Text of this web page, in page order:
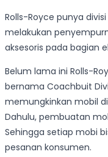
Rolls-Royce punya
melakukan
aksesoris pada bagian
Belum lama ini Rolls-
bernama Coachbuit
memungkinkan mobil
Dahulu, pembuatan
Sehingga setiap mobi
pesanan konsumen.